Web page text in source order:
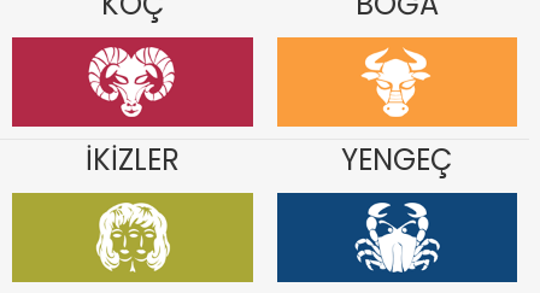
İKİZLER YENGEÇ